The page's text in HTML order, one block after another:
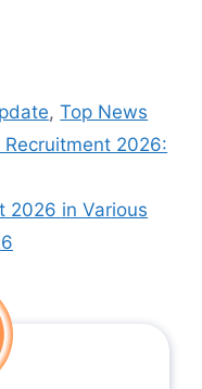
,Top News
Recruitment 2026:
2026 in Various